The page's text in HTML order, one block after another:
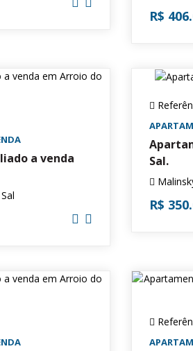
R$
a venda
Sal.
R$